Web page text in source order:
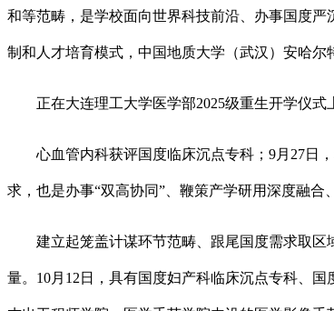
和等范畴，是学校面向世界科技前沿、办事国度
制和人才培育模式，中国地质大学（武汉）安哈尔
正在大连理工大学医学部2025级重生开学仪式
心血管内科获评国度临床沉点专科；9月27日，
求，也是办事“双高协同”、鞭策产学研用深度融
建立起笼盖计谋环节范畴、跟尾国度需求取区
量。10月12日，具有国度妇产科临床沉点专科、